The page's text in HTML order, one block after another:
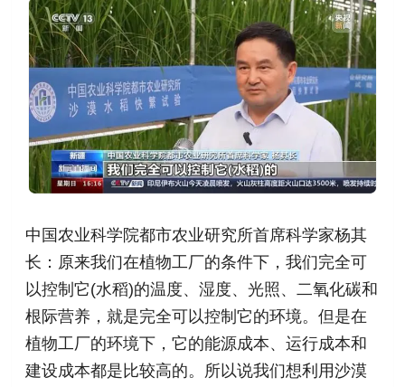
中国农业科学院都市农业研究所首席科学家杨其
长：原来我们在植物工厂的条件下，我们完全可
以控制它(水稻)的温度、湿度、光照、二氧化碳和
根际营养，就是完全可以控制它的环境。但是在
植物工厂的环境下，它的能源成本、运行成本和
建设成本都是比较高的。所以说我们想利用沙漠